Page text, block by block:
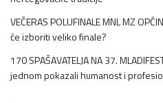
VEČERAS POLUFINALE MNL MZ
će izboriti veliko finale?
170 SPAŠAVATELJA NA 37.
jednom pokazali humanost i